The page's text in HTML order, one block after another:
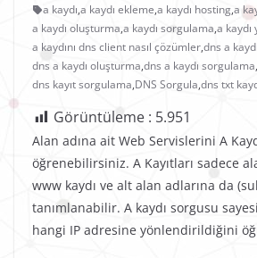
a kaydı,a kaydı ekleme,a kaydı hosting,a
a kaydı oluşturma,a kaydı sorgulama,a
a kaydını dns client nasıl çözümler,dns a kaydı
dns a kaydı oluşturma,dns a kaydı sorgulama,
dns kayıt sorgulama,DNS Sorgula,dns txt
Görüntüleme : 5.951
Alan adına ait Web Servislerini A
öğrenebilirsiniz. A Kayıtları sadece
www kaydı ve alt alan adlarına da
tanımlanabilir. A kaydı sorgusu
hangi IP adresine yönlendirildiğini